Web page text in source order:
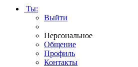
Ты:
Выйти
Персональное
Общение
Профиль
Контакты